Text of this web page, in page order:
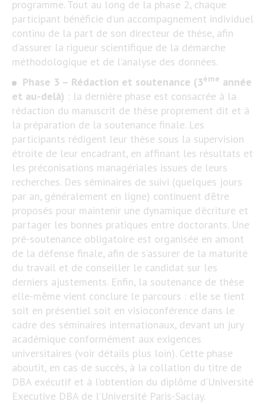
programme. Tout au long de la phase 2, chaque
participant bénéficie d’un accompagnement individuel
continu de la part de son directeur de thèse, afin
d’assurer la rigueur scientifique de la démarche
méthodologique et de l’analyse des données​.
Phase 3 – Rédaction et soutenance (3ème année
et au-delà) : la dernière phase est consacrée à la
rédaction du manuscrit de thèse proprement dit et à
la préparation de la soutenance finale. Les
participants rédigent leur thèse sous la supervision
étroite de leur encadrant, en affinant les résultats et
les préconisations managériales issues de leurs
recherches. Des séminaires de suivi (quelques jours
par an, généralement en ligne) continuent d’être
proposés pour maintenir une dynamique d’écriture et
partager les bonnes pratiques entre doctorants​. Une
pré-soutenance obligatoire est organisée en amont
de la défense finale, afin de s’assurer de la maturité
du travail et de conseiller le candidat sur les
derniers ajustements​. Enfin, la soutenance de thèse
elle-même vient conclure le parcours : elle se tient
soit en présentiel soit en visioconférence dans le
cadre des séminaires internationaux, devant un jury
académique conformément aux exigences
universitaires (voir détails plus loin). Cette phase
aboutit, en cas de succès, à la collation du titre de
DBA exécutif et à l’obtention du diplôme d’Université
Executive DBA de l’Université Paris-Saclay.